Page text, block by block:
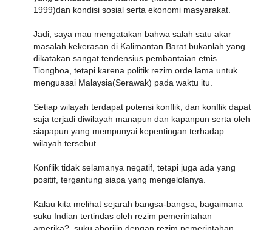
1999)dan kondisi sosial serta ekonomi masyarakat.
Jadi, saya mau mengatakan bahwa salah satu akar
masalah kekerasan di Kalimantan Barat bukanlah yang
dikatakan sangat tendensius pembantaian etnis
Tionghoa, tetapi karena politik rezim orde lama untuk
menguasai Malaysia(Serawak) pada waktu itu.
Setiap wilayah terdapat potensi konflik, dan konflik dapat
saja terjadi diwilayah manapun dan kapanpun serta oleh
siapapun yang mempunyai kepentingan terhadap
wilayah tersebut.
Konflik tidak selamanya negatif, tetapi juga ada yang
positif, tergantung siapa yang mengelolanya.
Kalau kita melihat sejarah bangsa-bangsa, bagaimana
suku Indian tertindas oleh rezim pemerintahan